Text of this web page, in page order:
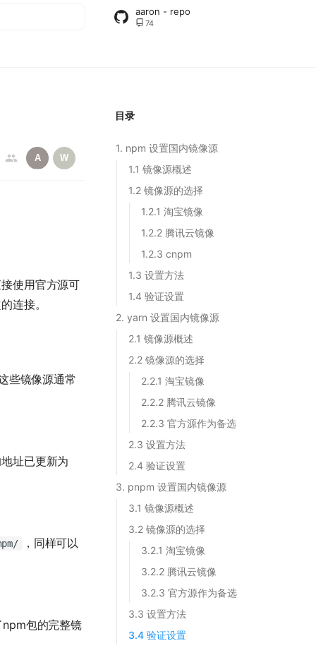
aaron - repo
74
目录
1. npm 设置国内镜像源
1.1 镜像源概述
1.2 镜像源的选择
1.2.1 淘宝镜像
1.2.2 腾讯云镜像
1.2.3 cnpm
1.3 设置方法
1.4 验证设置
2. yarn 设置国内镜像源
2.1 镜像源概述
2.2 镜像源的选择
2.2.1 淘宝镜像
2.2.2 腾讯云镜像
2.2.3 官方源作为备选
2.3 设置方法
2.4 验证设置
3. pnpm 设置国内镜像源
3.1 镜像源概述
3.2 镜像源的选择
3.2.1 淘宝镜像
3.2.2 腾讯云镜像
3.2.3 官方源作为备选
3.3 设置方法
3.4 验证设置
A W
使用官方源可
连接。
些镜像源通常
址已更新为
，同样可以
npm包的完整镜